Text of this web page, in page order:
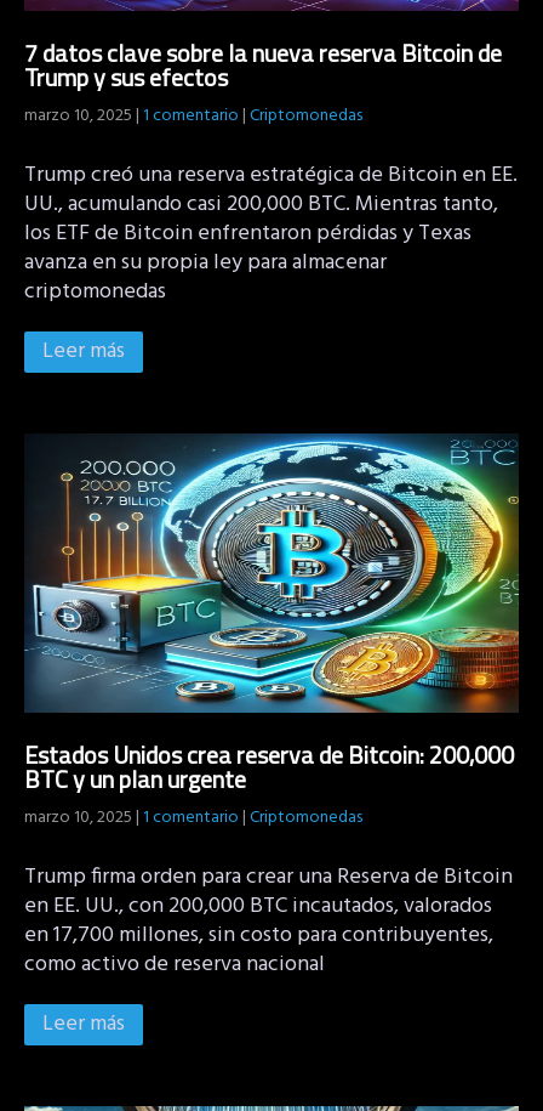
7 datos clave sobre la nueva reserva Bitcoin de
Trump y sus efectos
marzo 10, 2025|1 comentario|Criptomonedas
Trump creó una reserva estratégica de Bitcoin en EE.
UU., acumulando casi 200,000 BTC. Mientras tanto,
los ETF de Bitcoin enfrentaron pérdidas y Texas
avanza en su propia ley para almacenar
criptomonedas
Leer más
Estados Unidos crea reserva de Bitcoin: 200,000
BTC y un plan urgente
marzo 10, 2025|1 comentario|Criptomonedas
Trump firma orden para crear una Reserva de Bitcoin
en EE. UU., con 200,000 BTC incautados, valorados
en 17,700 millones, sin costo para contribuyentes,
como activo de reserva nacional
Leer más